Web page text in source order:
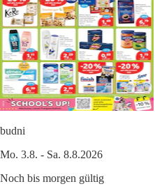
budni
Mo. 3.8. - Sa. 8.8.2026
Noch bis morgen gültig